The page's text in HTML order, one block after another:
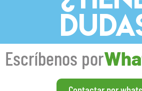
Escríbenos por